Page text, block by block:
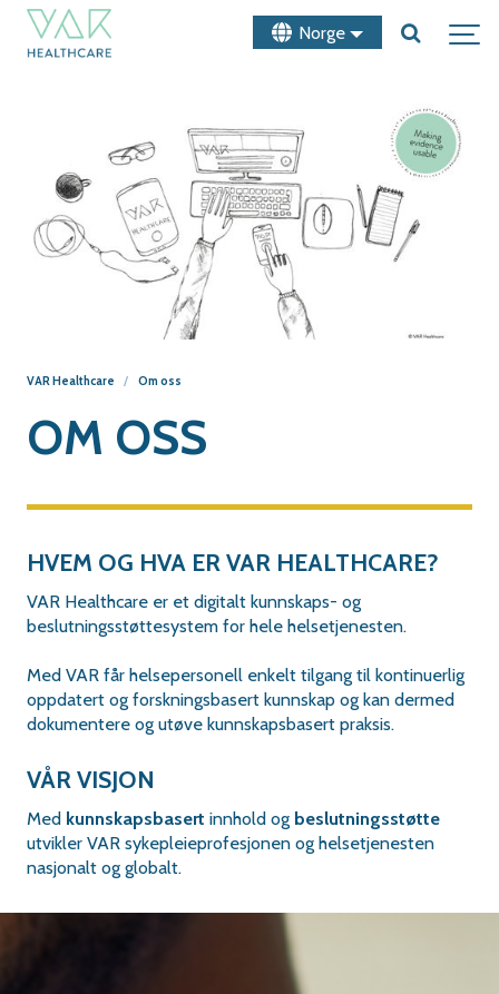
Norge
VAR Healthcare Om oss
OM OSS
HVEM OG HVA ER VAR HEALTHCARE?
VAR Healthcare er et digitalt kunnskaps- og
beslutningsstøttesystem for hele helsetjenesten.
Med VAR får helsepersonell enkelt tilgang til kontinuerlig
oppdatert og forskningsbasert kunnskap og kan dermed
dokumentere og utøve kunnskapsbasert praksis.
VÅR VISJON
Med kunnskapsbasert innhold og beslutningsstøtte
utvikler VAR sykepleieprofesjonen og helsetjenesten
nasjonalt og globalt.